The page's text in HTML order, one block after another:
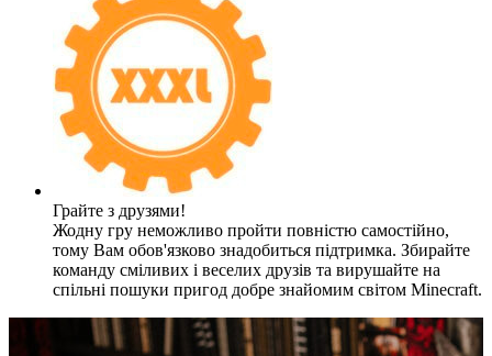
Грайте з друзями!
Жодну гру неможливо пройти повністю самостійно,
тому Вам обов'язково знадобиться підтримка. Збирайте
команду сміливих і веселих друзів та вирушайте на
спільні пошуки пригод добре знайомим світом Minecraft.